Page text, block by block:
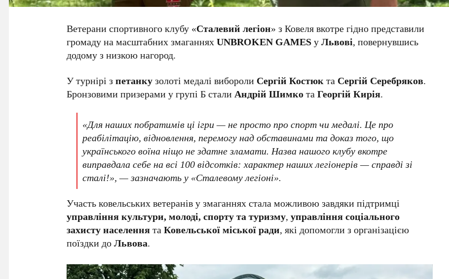
Ветерани спортивного клубу «Сталевий легіон» з Ковеля вкотре гідно представили
громаду на масштабних змаганняхUNBROKEN GAMESуЛьвові, повернувшись
додому з низкою нагород.
У турнірі зпетанкузолоті медалі вибороли Сергій Костюкта Сергій Серебряков.
Бронзовими призерами у групі Б сталиАндрій ШимкотаГеоргій Кирія.
«Для наших побратимів ці ігри — не просто про спорт чи медалі. Це про
реабілітацію, відновлення, перемогу над обставинами та доказ того, що
українського воїна ніщо не здатне зламати. Назва нашого клубу вкотре
виправдала себе на всі 100 відсотків: характер наших легіонерів — справді зі
сталі!», — зазначають у «Сталевому легіоні».
Участь ковельських ветеранів у змаганнях стала можливою завдяки підтримці
управління культури, молоді, спорту та туризму,управління соціального
захисту населеннятаКовельської міської ради, які допомогли з організацією
поїздки доЛьвова.